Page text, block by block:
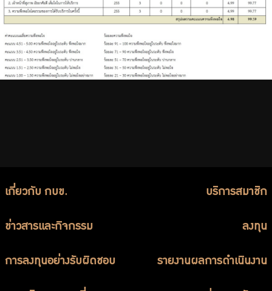
เกี่ยวกับ กบข. บริการสมาชิก
ข่าวสารและกิจกรรม ลงทุน
การลงทุนอย่างรับผิดชอบ รายงานผลการดำเนินงาน